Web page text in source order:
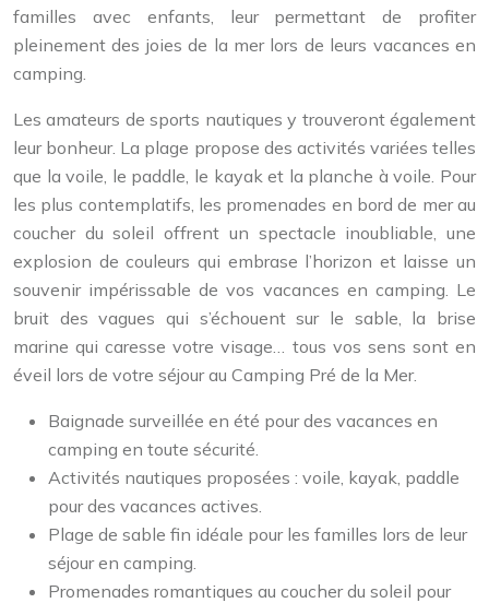
familles avec enfants, leur permettant de profiter
pleinement des joies de la mer lors de leurs vacances en
camping.
Les amateurs de sports nautiques y trouveront également
leur bonheur. La plage propose des activités variées telles
que la voile, le paddle, le kayak et la planche à voile. Pour
les plus contemplatifs, les promenades en bord de mer au
coucher du soleil offrent un spectacle inoubliable, une
explosion de couleurs qui embrase l’horizon et laisse un
souvenir impérissable de vos vacances en camping. Le
bruit des vagues qui s’échouent sur le sable, la brise
marine qui caresse votre visage… tous vos sens sont en
éveil lors de votre séjour au Camping Pré de la Mer.
Baignade surveillée en été pour des vacances en
camping en toute sécurité.
Activités nautiques proposées : voile, kayak, paddle
pour des vacances actives.
Plage de sable fin idéale pour les familles lors de leur
séjour en camping.
Promenades romantiques au coucher du soleil pour